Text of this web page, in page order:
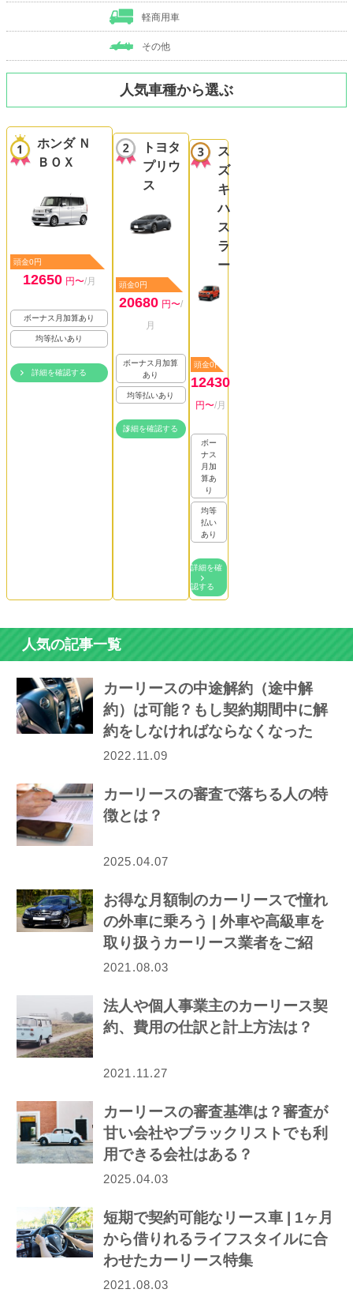
軽商用車
その他
人気車種から選ぶ
ホンダ Ｎ
ＢＯＸ
頭金0円
12650 円〜/月
ボーナス月加算あり
均等払いあり
詳細を確認する
トヨタ
プリウ
ス
頭金0円
20680 円〜/
月
ボーナス月加算
あり
均等払いあり
詳細を確認する
ス
ズ
キ
ハ
ス
ラ
ー
頭金0円
12430
円〜/月
ボー
ナス
月加
算あ
り
均等
払い
あり
詳細を確
認する
人気の記事一覧
カーリースの中途解約（途中解
約）は可能？もし契約期間中に解
約をしなければならなくなった
ら…
2022.11.09
カーリースの審査で落ちる人の特
徴とは？
2025.04.07
お得な月額制のカーリースで憧れ
の外車に乗ろう | 外車や高級車を
取り扱うカーリース業者をご紹
介！
2021.08.03
法人や個人事業主のカーリース契
約、費用の仕訳と計上方法は？
2021.11.27
カーリースの審査基準は？審査が
甘い会社やブラックリストでも利
用できる会社はある？
2025.04.03
短期で契約可能なリース車 | 1ヶ月
から借りれるライフスタイルに合
わせたカーリース特集
2021.08.03